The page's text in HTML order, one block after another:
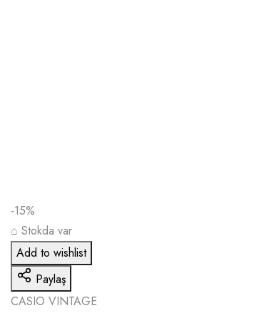
-15%
⌂ Stokda var
Add to wishlist
Paylaş
CASIO VINTAGE